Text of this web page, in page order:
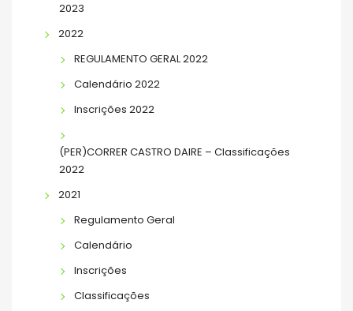
2023
2022
REGULAMENTO GERAL 2022
Calendário 2022
Inscrições 2022
(PER)CORRER CASTRO DAIRE – Classificações
2022
2021
Regulamento Geral
Calendário
Inscrições
Classificações